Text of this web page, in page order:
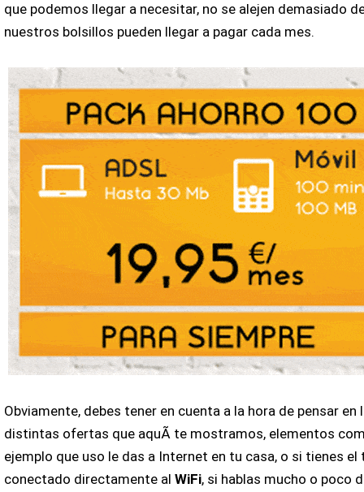
que podemos llegar a necesitar, no se alejen demasiado
nuestros bolsillos pueden llegar a pagar cada mes.
Obviamente, debes tener en cuenta a la hora de pensar en
distintas ofertas que aquÃ­ te mostramos, elementos
ejemplo que uso le das a Internet en tu casa, o si tienes el
conectado directamente alWiFi, si hablas mucho o poco